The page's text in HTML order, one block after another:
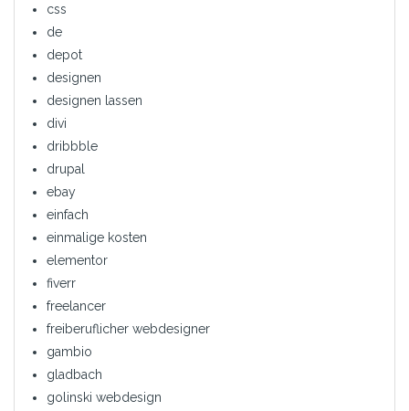
css
de
depot
designen
designen lassen
divi
dribbble
drupal
ebay
einfach
einmalige kosten
elementor
fiverr
freelancer
freiberuflicher webdesigner
gambio
gladbach
golinski webdesign